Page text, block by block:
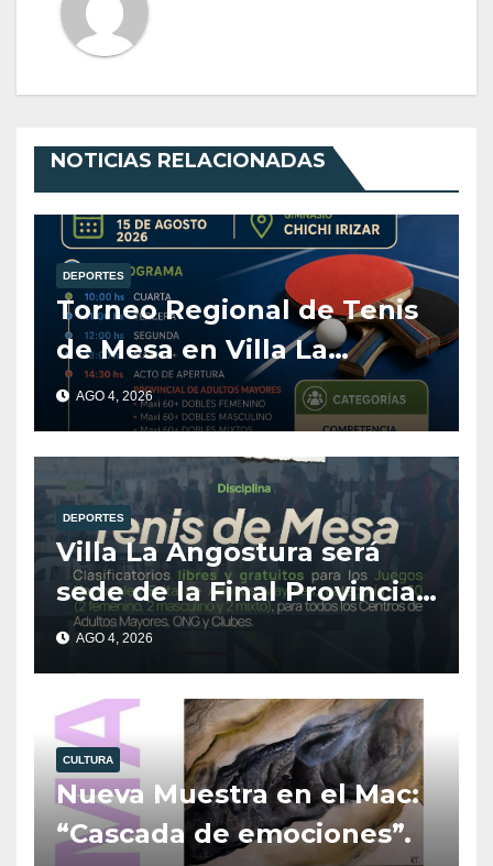
NOTICIAS RELACIONADAS
DEPORTES
Torneo Regional de Tenis
de Mesa en Villa La
Angostura
AGO 4, 2026
DEPORTES
Villa La Angostura será
sede de la Final Provincial
de Tenis de Mesa para
Adultos Mayores.
AGO 4, 2026
CULTURA
Nueva Muestra en el Mac:
“Cascada de emociones”.